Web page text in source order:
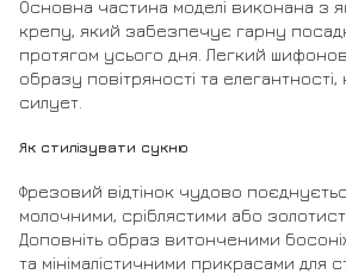
Основна частина моделі виконана з
крепу, який забезпечує гарну
протягом усього дня. Легкий
образу повітряності та
силует.
Як стилізувати сукню
Фрезовий відтінок чудово
молочними, сріблястими або
Доповніть образ витонченими
та мінімалістичними прикрасами для